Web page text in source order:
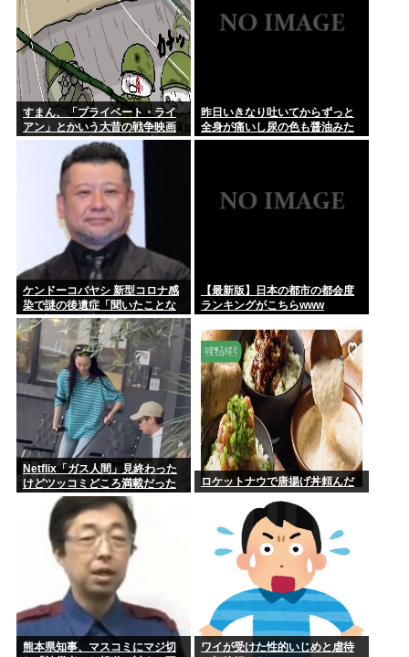
すまん、「プライベート・ライ
アン」とかいう大昔の戦争映画
見てみたら最初の30分で地獄な
んだが…これずっと続く感じ？
昨日いきなり吐いてからずっと
全身が痛いし尿の色も醤油みた
いになってるんだけど
ケンドーコバヤシ 新型コロナ感
染で謎の後遺症「聞いたことな
い。調べても出てこない」
【最新版】日本の都市の都会度
ランキングがこちらwww
Netflix「ガス人間」見終わった
けどツッコミどころ満載だった
ロケットナウで唐揚げ丼頼んだ
熊本県知事、マスコミにマジ切
ワイが受けた性的いじめと虐待